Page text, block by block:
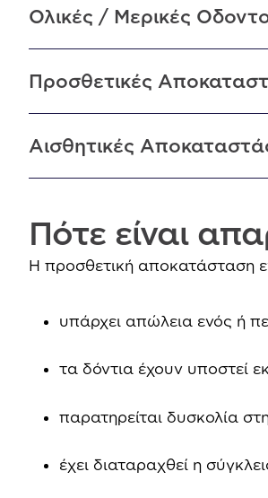
Ολικές / Μερικές
Προσθετικές
Αισθητικές
Πότε είναι
Η προσθετική αποκατάσταση
υπάρχει απώλεια ενός ή
τα δόντια έχουν υποστεί
παρατηρείται δυσκολία
έχει διαταραχθεί η